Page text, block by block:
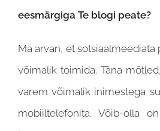
eesmärgiga Te blogi peate?
Ma arvan, et
võimalik toimida. Täna
varem võimalik inimestega
mobiiltelefonita. Võib-olla